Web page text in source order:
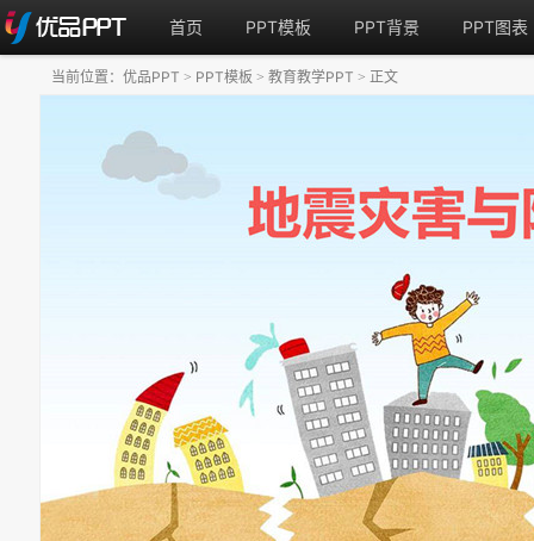
首页 PPT模板 PPT背景 PPT图表
当前位置： 优品PPT > PPT模板 > 教育教学PPT > 正文